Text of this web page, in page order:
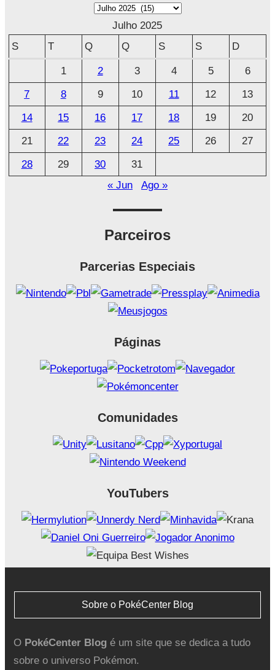
A
v
o
Julho 2025
S
T Q Q S S D
1 2 3 4 5
6
7
8 9 10 11 12
13
14
15 16 17 18 19
20
21
22 23 24 25 26
27
28
29 30
31
« Jun
Ago »
Parceiros
Parcerias Especiais
Páginas
Comunidades
YouTubers
Sobre o PokéCenter Blog
O PokéCenter Blogé um site que se dedica a tudo
sobre o universo Pokémon.